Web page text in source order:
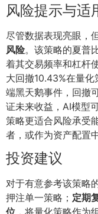
风险提示与适
尽管数据表现亮眼，
风险。该策略的夏普
着其交易频率和杠杆
大回撤10.43%在量
端黑天鹅事件，回撤
证未来收益，AI模型
策略更适合风险承受
者，或作为资产配置
投资建议
对于有意参考该策略
押注单一策略； 定期